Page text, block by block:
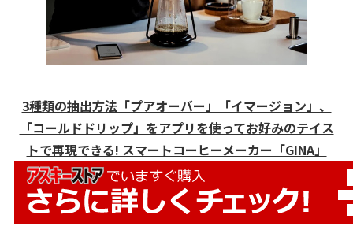
3種類の抽出方法「プアオーバー」「イマージョン」、
「コールドドリップ」をアプリを使ってお好みのテイス
トで再現できる! スマートコーヒーメーカー「GINA」